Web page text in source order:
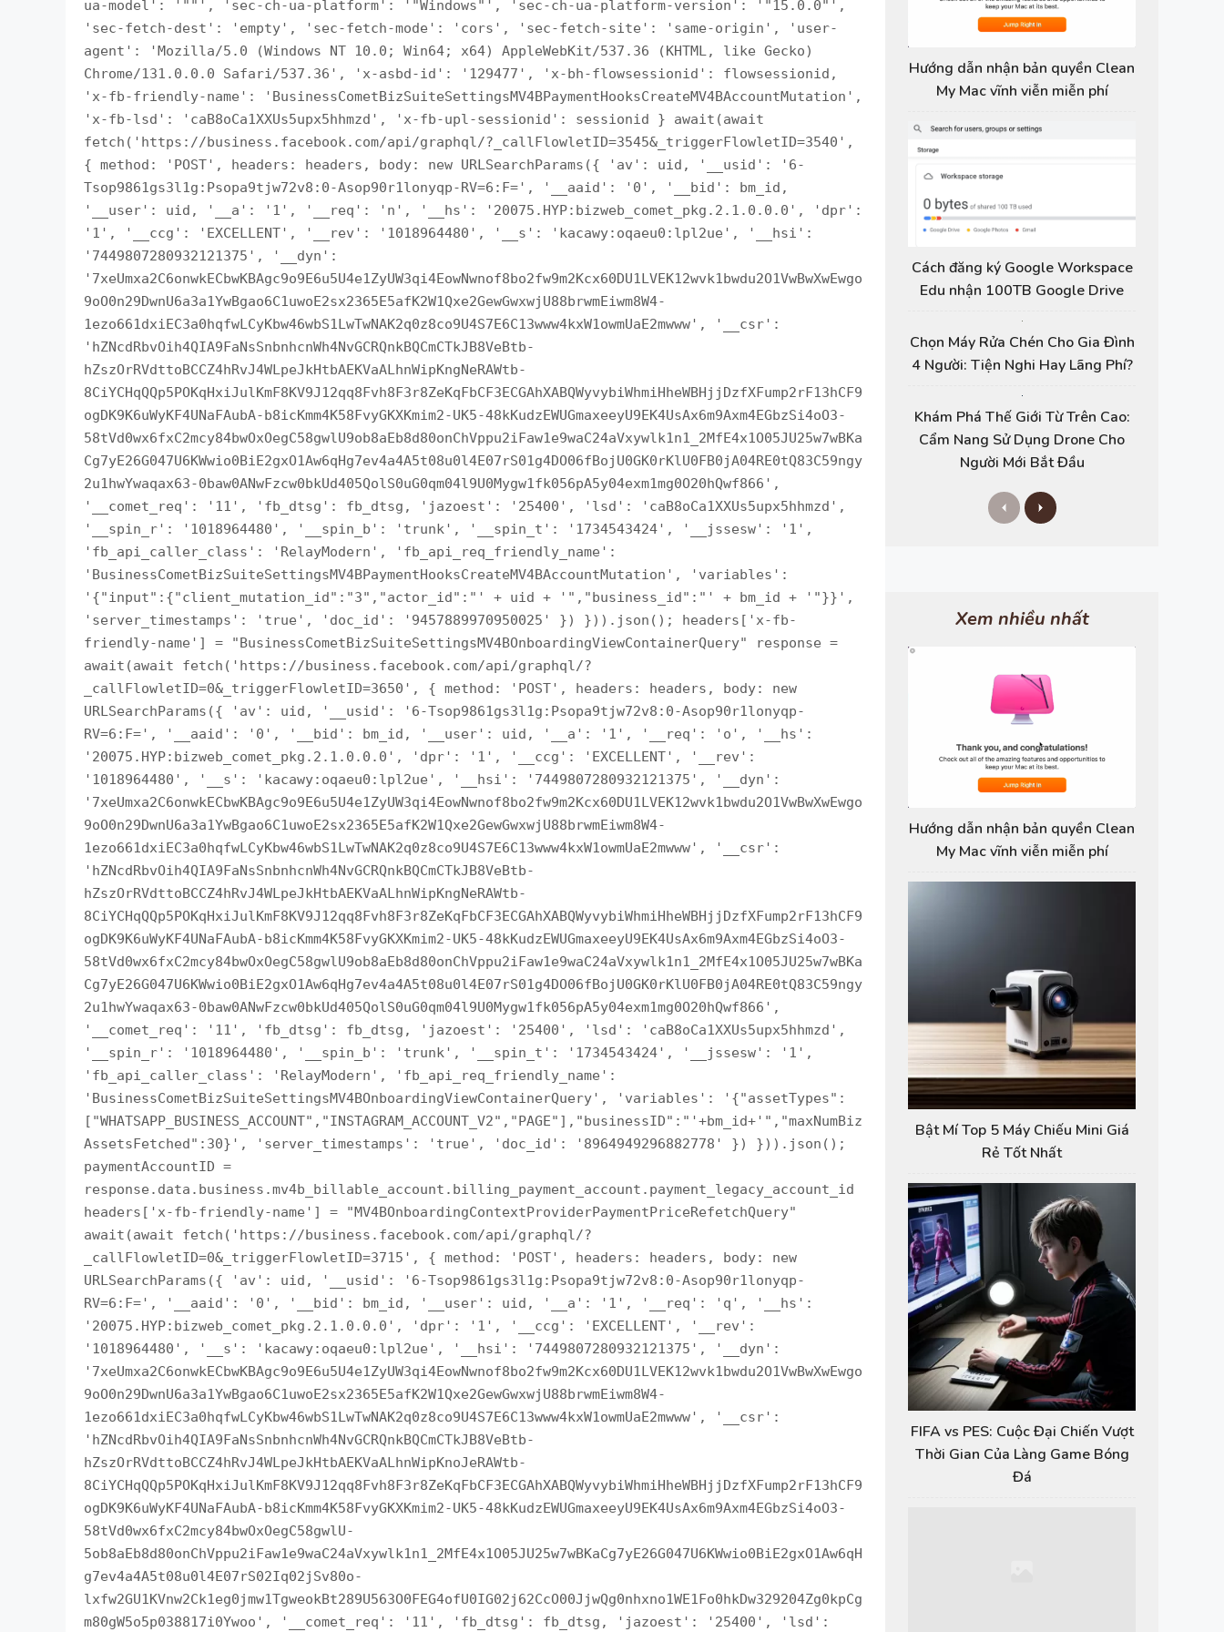
Hướng dẫn nhận bản quyền Clean
My Mac vĩnh viễn miễn phí
Cách đăng ký Google Workspace
Edu nhận 100TB Google Drive
Chọn Máy Rửa Chén Cho Gia Đình
4 Người: Tiện Nghi Hay Lãng Phí?
Khám Phá Thế Giới Từ Trên Cao:
Cẩm Nang Sử Dụng Drone Cho
Người Mới Bắt Đầu
P
r
s
N
e
Xem nhiều nhất
Hướng dẫn nhận bản quyền Clean
My Mac vĩnh viễn miễn phí
Bật Mí Top 5 Máy Chiếu Mini Giá
Rẻ Tốt Nhất
FIFA vs PES: Cuộc Đại Chiến Vượt
Thời Gian Của Làng Game Bóng
Đá